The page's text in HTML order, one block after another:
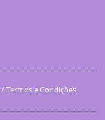
/Termos e Condições